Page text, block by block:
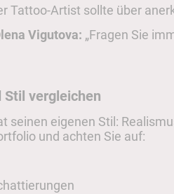
Tattoo-Artist sollte über
Vigutova: „Fragen Sie
vergleichen
seinen eigenen Stil:
und achten Sie auf: